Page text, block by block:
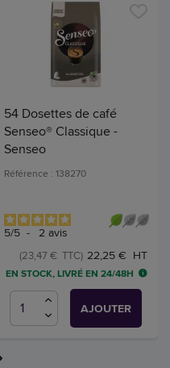
54 Dosettes de café
Senseo® Classique -
Senseo
Référence : 138270
5/5 - 2 avis
22,25 € HT
(23,47 € TTC)
EN STOCK, LIVRÉ EN 24/48H
AJOUTER